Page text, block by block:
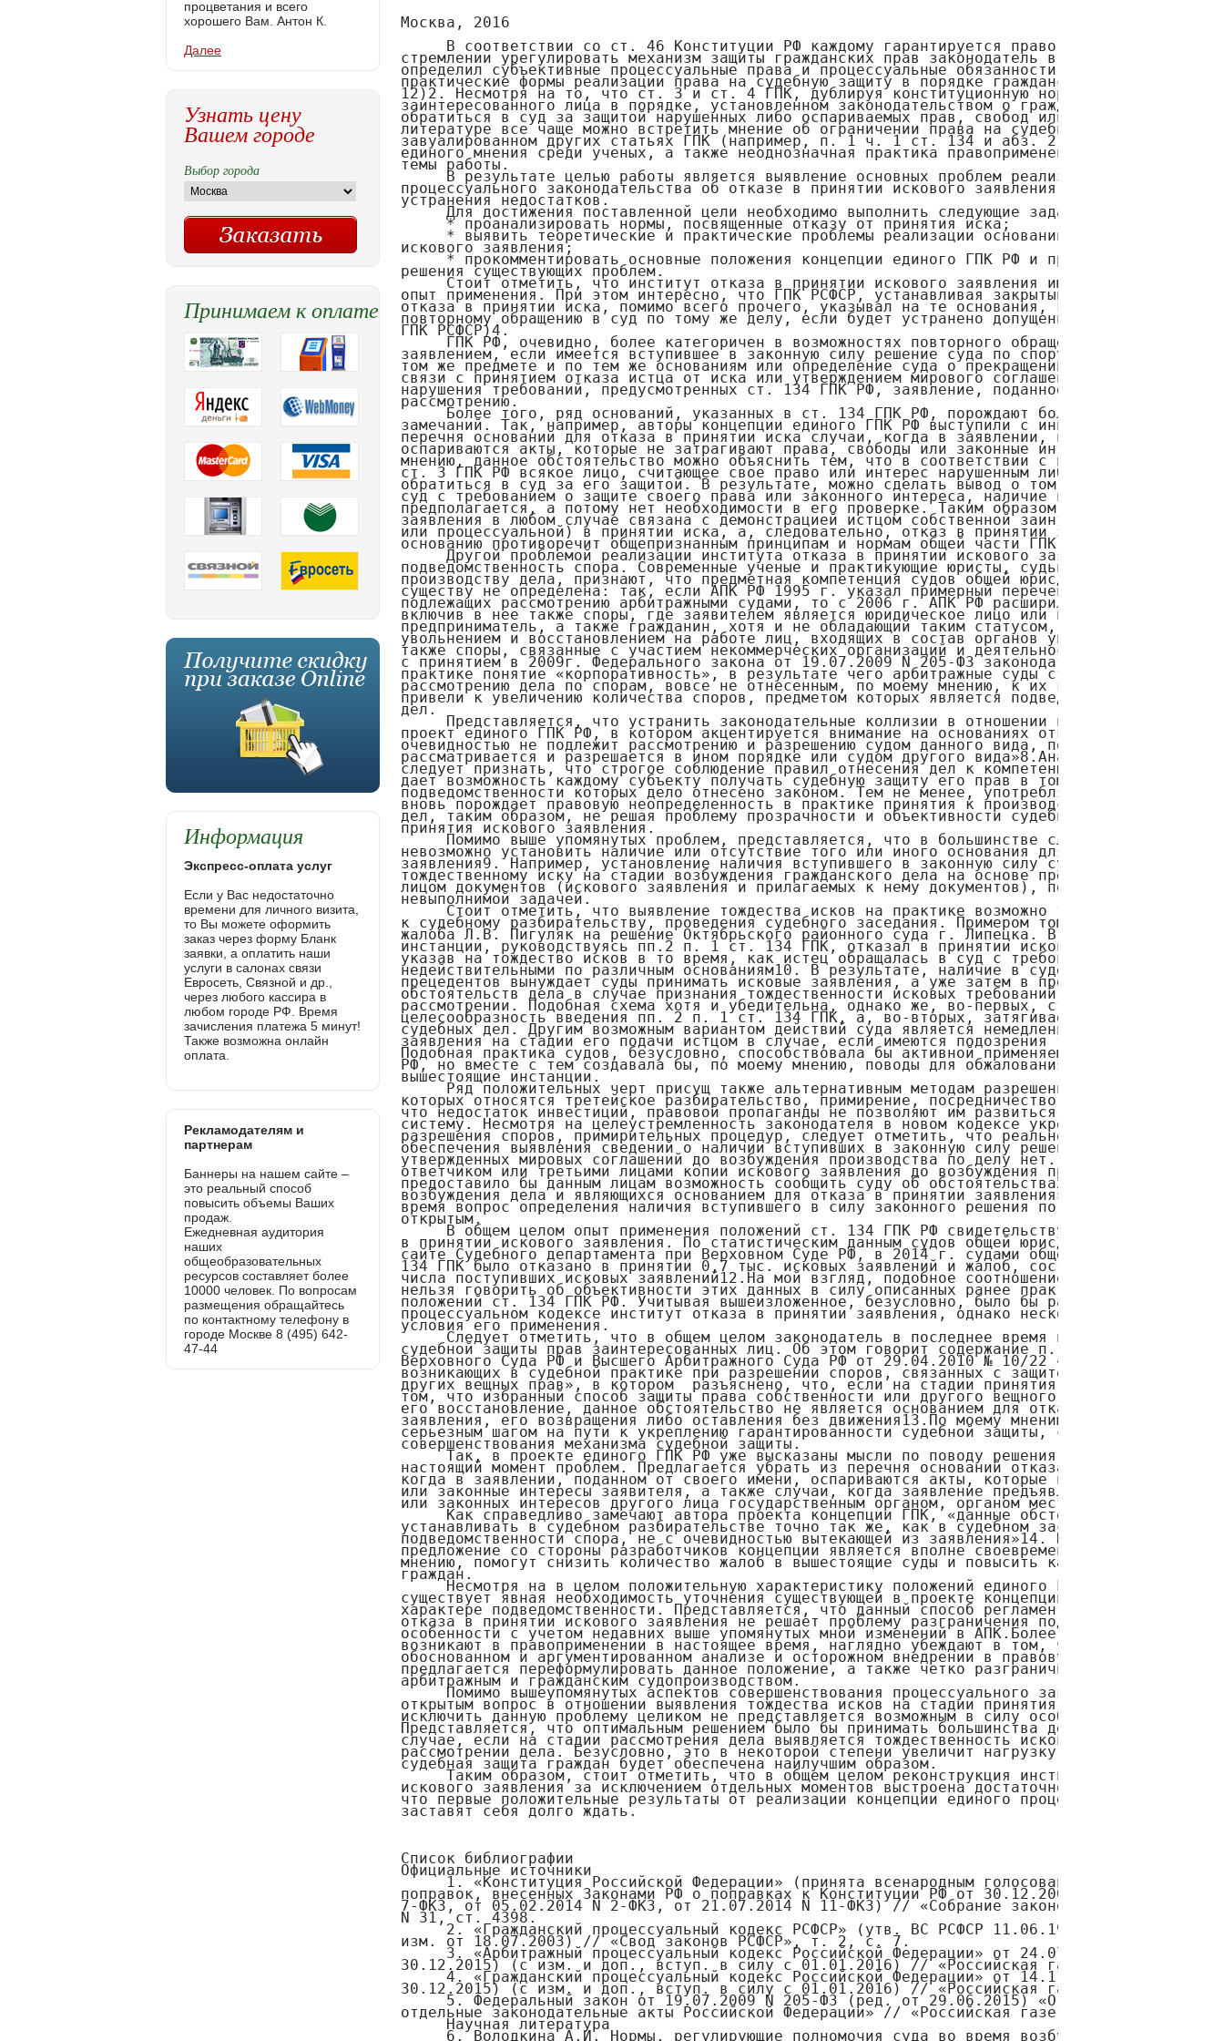
процветания и всего
хорошего Вам. Антон К.
Далее
Узнать цену
Вашем городе
Выбор города
Принимаем к оплате
Информация
Экспресс-оплата услуг
Если у Вас недостаточно
времени для личного визита,
то Вы можете оформить
заказ через форму Бланк
заявки, а оплатить наши
услуги в салонах связи
Евросеть, Связной и др.,
через любого кассира в
любом городе РФ. Время
зачисления платежа 5 минут!
Также возможна онлайн
оплата.
Рекламодателям и
партнерам
Баннеры на нашем сайте –
это реальный способ
повысить объемы Ваших
продаж.
Ежедневная аудитория
наших
общеобразовательных
ресурсов составляет более
10000 человек. По вопросам
размещения обращайтесь
по контактному телефону в
городе Москве 8 (495) 642-
47-44